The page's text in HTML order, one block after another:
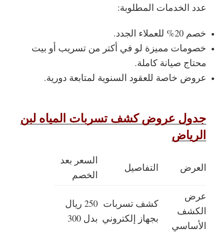
عدد الخدمات المطلوبة:
خصم 20% للعملاء الجدد.
خصومات مميزة لو في أكتر من تسريب أو بيت
محتاج صيانة كاملة.
عروض خاصة للعقود السنوية لمتابعة دورية.
جدول عروض كشف تسربات المياه لبن
الرياض
العرض التفاصيل
السعر بعد
الخصم
عرض
الكشف
الأساسي
كشف تسربات
بجهاز إلكتروني
250 ريال
بدل 300